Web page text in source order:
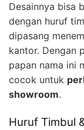
Desainnya bisa
dengan huruf
dipasang
kantor. Dengan
papan nama ini
cocok untuk
showroom.
Huruf Timbul